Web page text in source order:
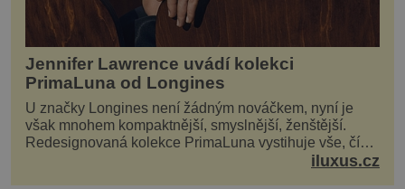
Jennifer Lawrence uvádí kolekci
PrimaLuna od Longines
U značky Longines není žádným nováčkem, nyní je
však mnohem kompaktnější, smyslnější, ženštější.
Redesignovaná kolekce PrimaLuna vystihuje vše, čím
je značka Longines dnes a čím byla i před sto dvacet...
iluxus.cz